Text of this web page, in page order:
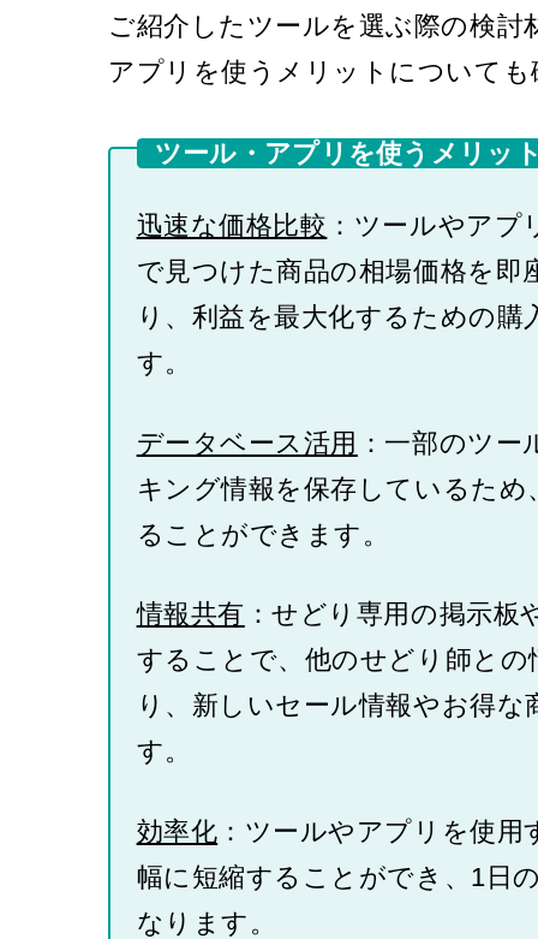
ご紹介したツールを選ぶ際の検
アプリを使うメリットについて
ツール・アプリを使うメリッ
迅速な価格比較 ：ツールやア
で見つけた商品の相場価格を
り、利益を最大化するための
す。
データベース活用 ：一部のツ
キング情報を保存しているた
ることができます。
情報共有 ：せどり専用の掲示
することで、他のせどり師と
り、新しいセール情報やお得
す。
効率化 ：ツールやアプリを使
幅に短縮することができ、1日
なります。